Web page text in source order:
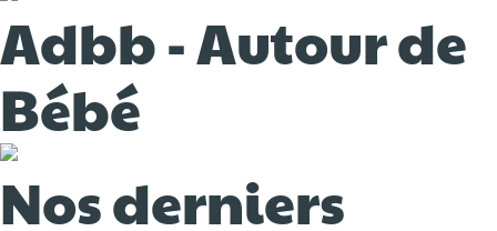
Adbb - Autour de
Bébé
Nos derniers